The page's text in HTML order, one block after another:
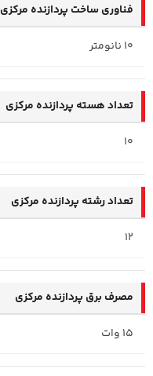
فناوری ساخت پردازنده مرکزی
10 نانومتر
تعداد هسته پردازنده مرکزی
10
تعداد رشته پردازنده مرکزی
12
مصرف برق پردازنده مرکزی
15 وات